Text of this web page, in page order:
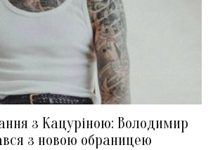
з Кацуріною: Володимир
з новою обраницею